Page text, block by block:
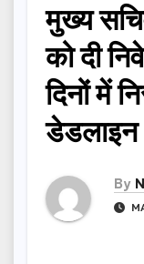
मुख्य
को दी
दिनों में
डेडलाइन
By